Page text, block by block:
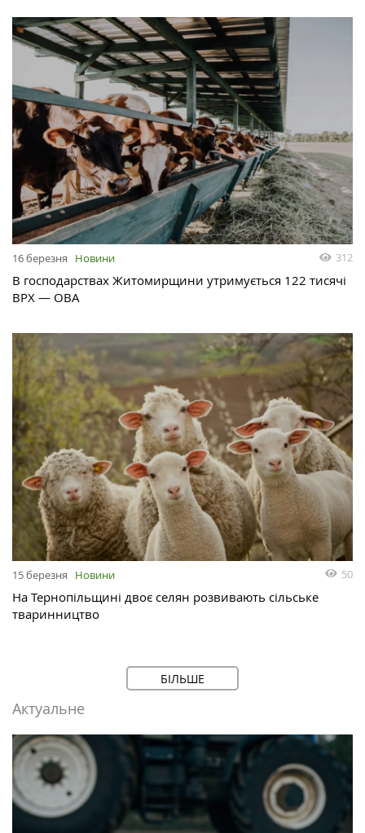
16 березня Новини 312
В господарствах Житомирщини утримується 122 тисячі
ВРХ — ОВА
15 березня Новини 50
На Тернопільщині двоє селян розвивають сільське
тваринництво
БІЛЬШЕ
Актуальне